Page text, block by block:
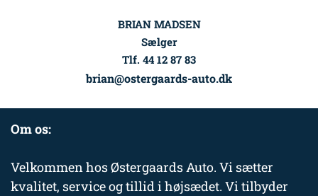
BRIAN MADSEN
Sælger
Tlf. 44 12 87 83
brian@ostergaards-auto.dk
Om os:
Velkommen hos Østergaards Auto. Vi sætter
kvalitet, service og tillid i højsædet. Vi tilbyder